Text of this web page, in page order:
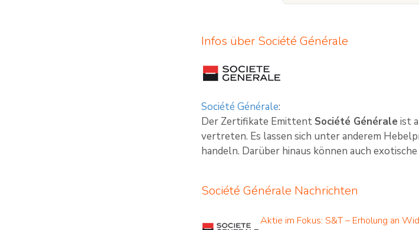
Infos über Société Générale
Société Générale:
Der Zertifikate Emittent Société Générale ist
vertreten. Es lassen sich unter anderem
handeln. Darüber hinaus können auch
Société Générale Nachrichten
Aktie im Fokus: S&T – Erholung an